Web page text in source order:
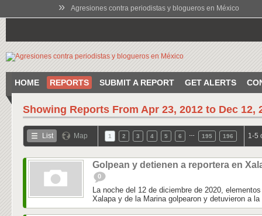
» Agresiones contra periodistas y blogueros en México
HOME REPORTS SUBMIT A REPORT GET ALERTS
Showing Reports From Apr 23, 2012 to Dec 12,
List Map 1 2 3 4 5 6 195 196 1-5
Golpean y detienen a reportera en
0
La noche del 12 de diciembre de 2020,
Xalapa y de la Marina golpearon y detuvieron a la